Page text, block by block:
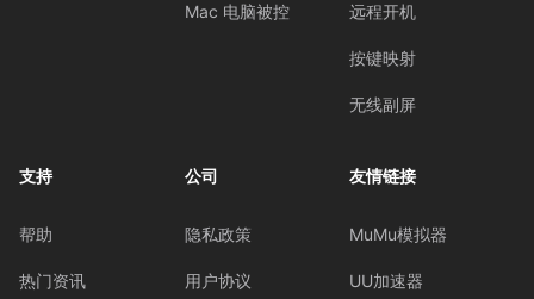
Mac 电脑被控 远程开机
按键映射
无线副屏
支持
帮助
热门资讯
公司
隐私政策
用户协议
友情链接
MuMu模拟器
UU加速器